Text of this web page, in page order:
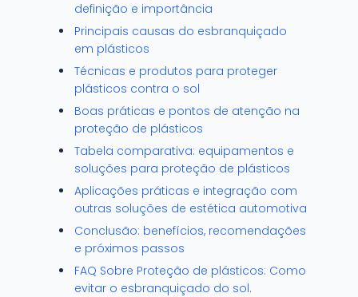
definição e importância
Principais causas do esbranquiçado
em plásticos
Técnicas e produtos para proteger
plásticos contra o sol
Boas práticas e pontos de atenção na
proteção de plásticos
Tabela comparativa: equipamentos e
soluções para proteção de plásticos
Aplicações práticas e integração com
outras soluções de estética automotiva
Conclusão: benefícios, recomendações
e próximos passos
FAQ Sobre Proteção de plásticos: Como
evitar o esbranquiçado do sol.